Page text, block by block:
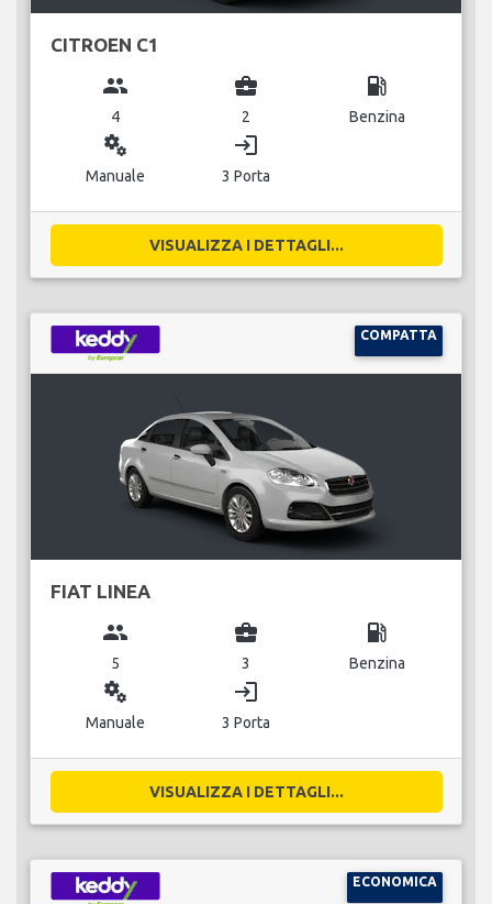
CITROEN C1
group
4
business_center
2
local_gas_station
Benzina
miscellaneous_services
Manuale
login
3 Porta
VISUALIZZA I DETTAGLI...
COMPATTA
FIAT LINEA
group
5
business_center
3
local_gas_station
Benzina
miscellaneous_services
Manuale
login
3 Porta
VISUALIZZA I DETTAGLI...
ECONOMICA